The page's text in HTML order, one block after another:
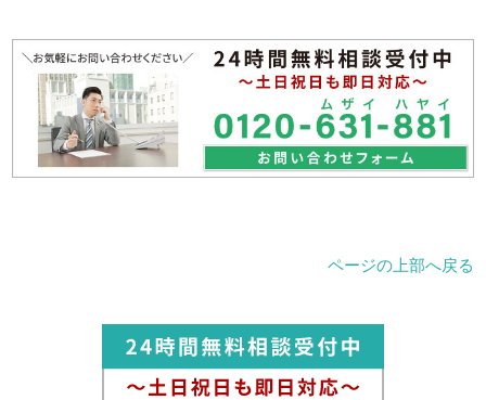
ページの上部へ戻る